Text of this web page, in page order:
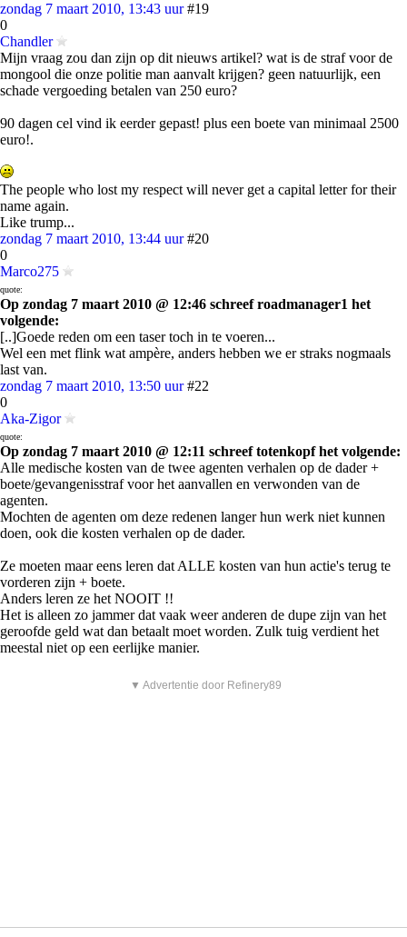
zondag 7 maart 2010, 13:43 uur #19
0
Chandler
Mijn vraag zou dan zijn op dit nieuws artikel? wat is de straf voor de
mongool die onze politie man aanvalt krijgen? geen natuurlijk, een
schade vergoeding betalen van 250 euro?
90 dagen cel vind ik eerder gepast! plus een boete van minimaal 2500
euro!.
The people who lost my respect will never get a capital letter for their
name again.
Like trump...
zondag 7 maart 2010, 13:44 uur #20
0
Marco275
quote:
Op zondag 7 maart 2010 @ 12:46 schreef roadmanager1 het
volgende:
[..]Goede reden om een taser toch in te voeren...
Wel een met flink wat ampère, anders hebben we er straks nogmaals
last van.
zondag 7 maart 2010, 13:50 uur #22
0
Aka-Zigor
quote:
Op zondag 7 maart 2010 @ 12:11 schreef totenkopf het volgende:
Alle medische kosten van de twee agenten verhalen op de dader +
boete/gevangenisstraf voor het aanvallen en verwonden van de
agenten.
Mochten de agenten om deze redenen langer hun werk niet kunnen
doen, ook die kosten verhalen op de dader.
Ze moeten maar eens leren dat ALLE kosten van hun actie's terug te
vorderen zijn + boete.
Anders leren ze het NOOIT !!
Het is alleen zo jammer dat vaak weer anderen de dupe zijn van het
geroofde geld wat dan betaalt moet worden. Zulk tuig verdient het
meestal niet op een eerlijke manier.
▼ Advertentie door Refinery89